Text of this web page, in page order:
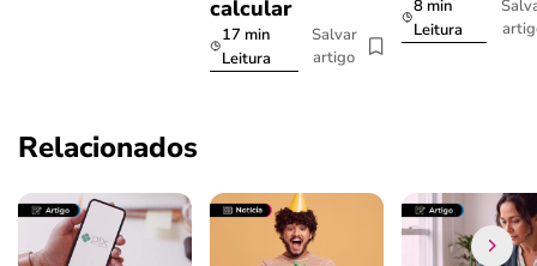
calcular
17 min
Leitura
Salvar
artigo
8 min
Leitura
Relacionados